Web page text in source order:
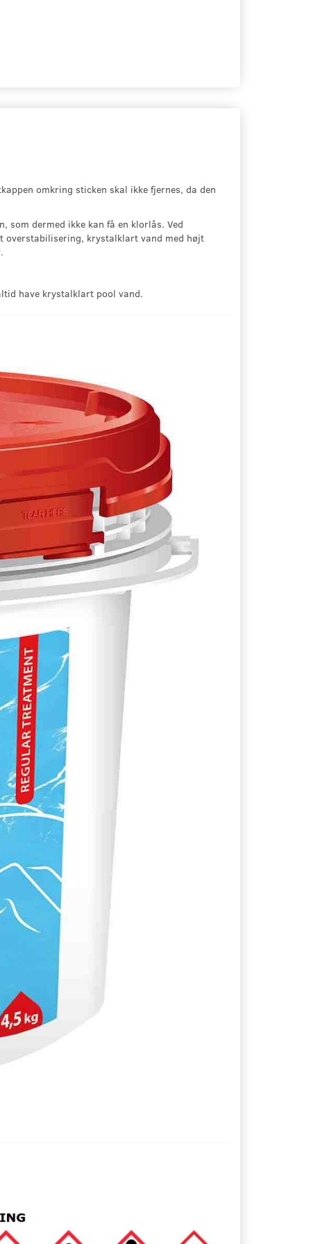
omkring sticken skal ikke fjernes, da den
dermed ikke kan få en klorlås. Ved
overstabilisering, krystalklart vand med højt
have krystalklart pool vand.